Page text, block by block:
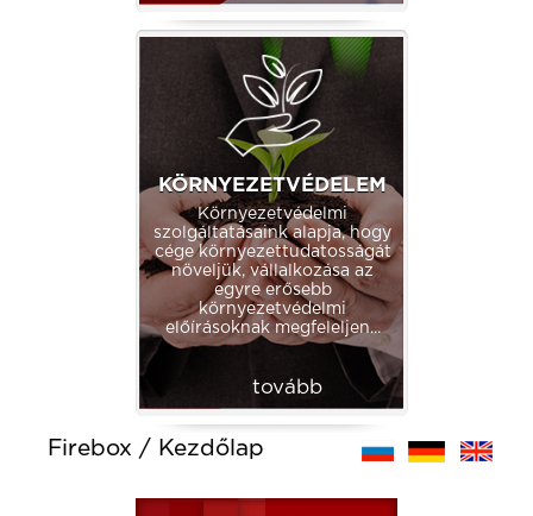
KÖRNYEZETVÉDELEM
Környezetvédelmi
szolgáltatásaink alapja, hogy
cége környezettudatosságát
növeljük, vállalkozása az
egyre erősebb
környezetvédelmi
előírásoknak megfeleljen...
tovább
Firebox / Kezdőlap